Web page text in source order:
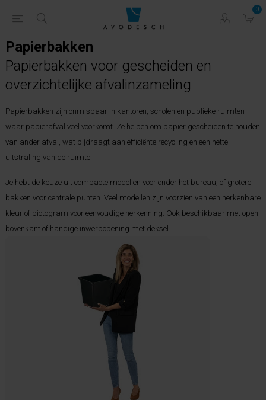
0
Papierbakken
Papierbakken voor gescheiden en
overzichtelijke afvalinzameling
Papierbakken zijn onmisbaar in kantoren, scholen en publieke ruimten
waar papierafval veel voorkomt. Ze helpen om papier gescheiden te houden
van ander afval, wat bijdraagt aan efficiënte recycling en een nette
uitstraling van de ruimte.
Je hebt de keuze uit compacte modellen voor onder het bureau, of grotere
bakken voor centrale punten. Veel modellen zijn voorzien van een herkenbare
kleur of pictogram voor eenvoudige herkenning. Ook beschikbaar met open
bovenkant of handige inwerpopening met deksel.